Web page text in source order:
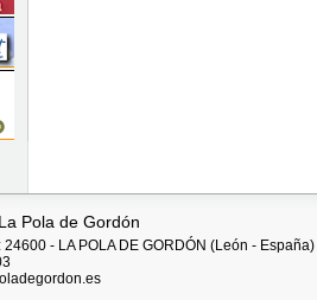
Pola de Gordón
24600 - LA POLA DE GORDÓN (León - España)